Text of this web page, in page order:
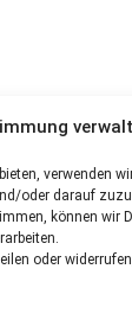
verwenden
oder darauf
können wir
oder